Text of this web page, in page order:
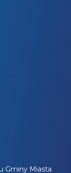
Gminy Miasta